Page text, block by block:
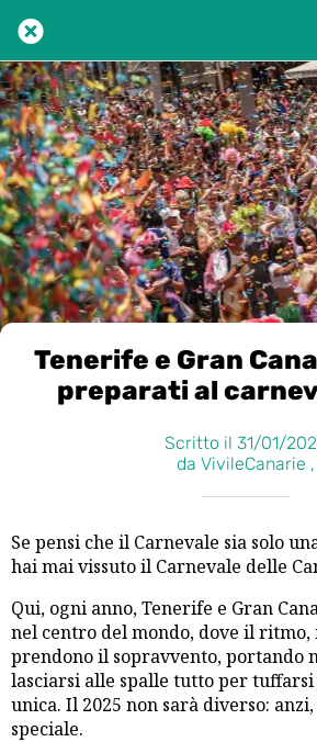
Tenerife e Gran
preparati al
Scritto il 31/01/
da VivileCanarie ,
Se pensi che il Carnevale sia solo
hai mai vissuto il Carnevale delle
Qui, ogni anno, Tenerife e Gran
nel centro del mondo, dove il ritmo,
prendono il sopravvento, portando
lasciarsi alle spalle tutto per tuffarsi
unica. Il 2025 non sarà diverso:
speciale.